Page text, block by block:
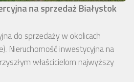
na sprzedaż Białystok
do sprzedaży w okolicach
Nieruchomość inwestycyjna na
właścicielom najwyższy